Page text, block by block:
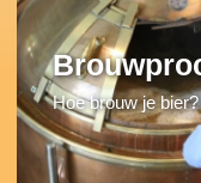
Hoe brouw je bier?